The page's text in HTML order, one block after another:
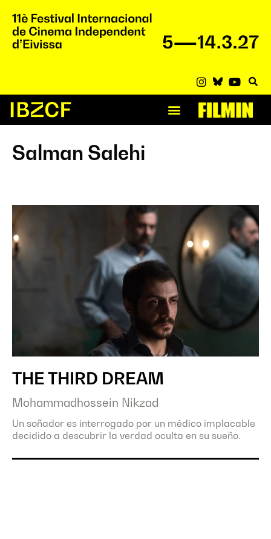
Salman Salehi
THE THIRD DREAM
Mohammadhossein Nikzad
Un soñador es interrogado por un médico implacable
decidido a descubrir la verdad oculta en su sueño.